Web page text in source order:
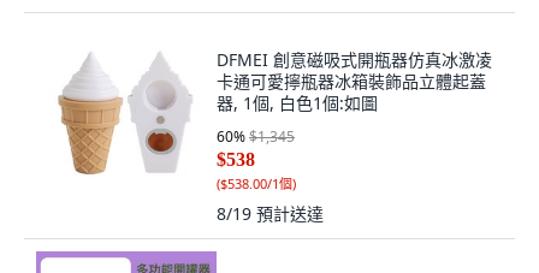
DFMEI 創意磁吸式開瓶器仿真冰激凌
卡通可愛擰瓶器冰箱裝飾品立體起蓋
器, 1個, 白色1個:如圖
60%$1,345
$538
($538.00/1個)
8/19 預計送達